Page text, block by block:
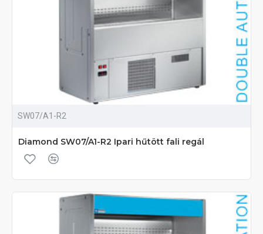
SW07/A1-R2
Diamond SW07/A1-R2 Ipari hűtött fali regál